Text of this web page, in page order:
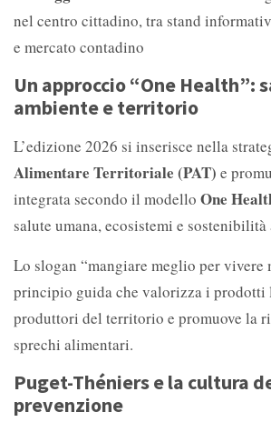
nel centro cittadino, tra stand
e mercato contadino
Un approccio “One Health”:
ambiente e territorio
L’edizione 2026 si inserisce nella
Alimentare Territoriale (PAT) e
integrata secondo il modello One
salute umana, ecosistemi e
Lo slogan “mangiare meglio per vivere
principio guida che valorizza i prodotti
produttori del territorio e promuove la
sprechi alimentari.
Puget-Théniers e la cultura
prevenzione